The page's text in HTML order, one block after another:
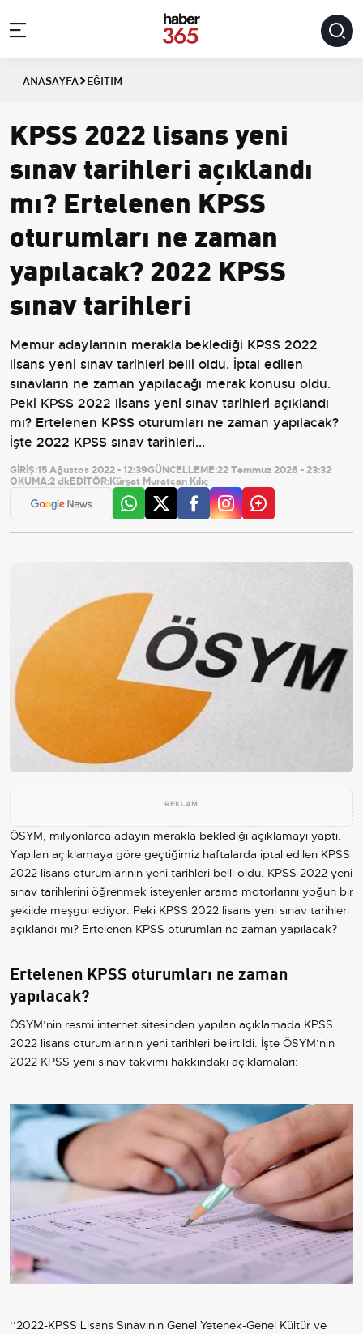
ANASAYFA EĞITIM
KPSS 2022 lisans yeni
sınav tarihleri açıklandı
mı? Ertelenen KPSS
oturumları ne zaman
yapılacak? 2022 KPSS
sınav tarihleri
Memur adaylarının merakla beklediği KPSS 2022
lisans yeni sınav tarihleri belli oldu. İptal edilen
sınavların ne zaman yapılacağı merak konusu oldu.
Peki KPSS 2022 lisans yeni sınav tarihleri açıklandı
mı? Ertelenen KPSS oturumları ne zaman yapılacak?
İşte 2022 KPSS sınav tarihleri...
GİRİŞ:15 Ağustos 2022 - 12:39GÜNCELLEME:22 Temmuz 2026 - 23:32
OKUMA:2 dkEDİTÖR:Kürşat Muratcan Kılıç
REKLAM
ÖSYM, milyonlarca adayın merakla beklediği açıklamayı yaptı.
Yapılan açıklamaya göre geçtiğimiz haftalarda iptal edilen KPSS
2022 lisans oturumlarının yeni tarihleri belli oldu. KPSS 2022 yeni
sınav tarihlerini öğrenmek isteyenler arama motorlarını yoğun bir
şekilde meşgul ediyor. Peki KPSS 2022 lisans yeni sınav tarihleri
açıklandı mı? Ertelenen KPSS oturumları ne zaman yapılacak?
Ertelenen KPSS oturumları ne zaman
yapılacak?
ÖSYM’nin resmi internet sitesinden yapılan açıklamada KPSS
2022 lisans oturumlarının yeni tarihleri belirtildi. İşte ÖSYM’nin
2022 KPSS yeni sınav takvimi hakkındaki açıklamaları:
‘’2022-KPSS Lisans Sınavının Genel Yetenek-Genel Kültür ve